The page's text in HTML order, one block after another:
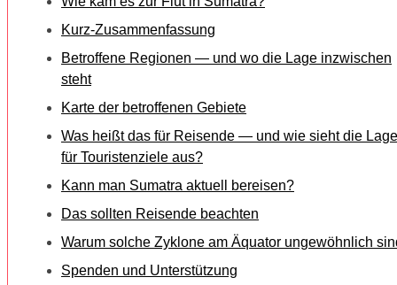
Kurz-Zusammenfassung
Betroffene Regionen — und wo die Lage inzwischen
steht
Karte der betroffenen Gebiete
Was heißt das für Reisende — und wie sieht die Lage
für Touristenziele aus?
Kann man Sumatra aktuell bereisen?
Das sollten Reisende beachten
Warum solche Zyklone am Äquator ungewöhnlich
Spenden und Unterstützung